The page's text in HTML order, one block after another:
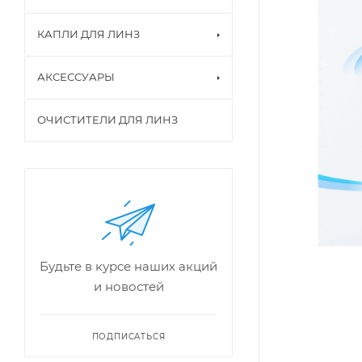
КАПЛИ ДЛЯ ЛИНЗ
АКСЕССУАРЫ
ОЧИСТИТЕЛИ ДЛЯ ЛИНЗ
Будьте в курсе наших акций
и новостей
ПОДПИСАТЬСЯ